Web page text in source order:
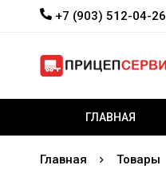
+7 (903) 512-04-26
ГЛАВНАЯ
Главная Товары